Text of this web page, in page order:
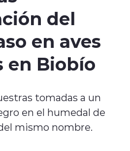
del
en aves
en Biobío
tomadas a un
en el humedal de
mismo nombre.